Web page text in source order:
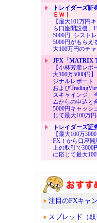
トレイダーズ証
ＥＷ！
【最大101万円
ら口座開設後、
5000円+シスト
5000円がもらえ
大100万円のチャ
JFX「MATRIX
【小林芳彦レポ
大100万5000円
ジナルレポート
および
スキャインジ」
ムからの申込と
5000円キャッシ
じて最大100万
トレイダーズ証
【最大100万
FX！から口座
上の取引で
に応じて最大
注目のFXキャ
スプレッド（取